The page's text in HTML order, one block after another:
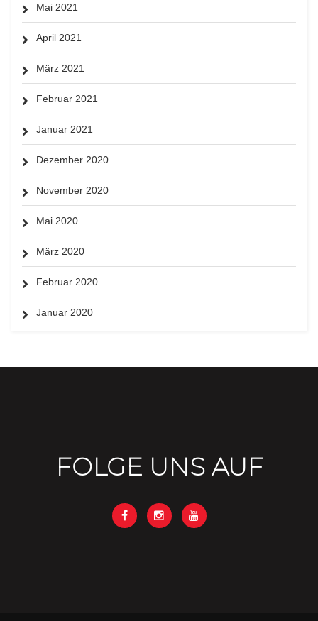
Mai 2021
April 2021
März 2021
Februar 2021
Januar 2021
Dezember 2020
November 2020
Mai 2020
März 2020
Februar 2020
Januar 2020
FOLGE UNS AUF